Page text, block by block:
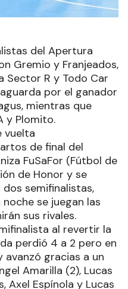
del Apertura
Gremio y Franjeados,
Sector R y Todo Car
por el ganador
mientras que
y Plomito.
vuelta
de final del
FuSaFor (Fútbol de
de Honor y se
semifinalistas,
se juegan las
sus rivales.
al revertir la
perdió 4 a 2 pero en
avanzó gracias a un
Amarilla (2), Lucas
Axel Espínola y Lucas